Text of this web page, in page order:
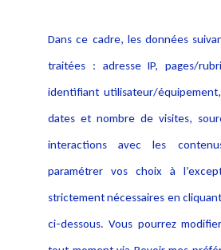
Dans ce cadre, les données
traitées : adresse IP, pages/
identifiant utilisateur/
dates et nombre de visites,
interactions avec les
paramétrer vos choix à
strictement nécessaires en cliquant
ci-dessous. Vous pourrez